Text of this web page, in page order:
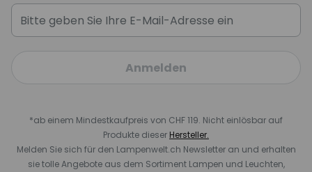
Anmelden
*ab einem Mindestkaufpreis von CHF 119. Nicht einlösbar auf
Produkte dieser Hersteller.
Melden Sie sich für den Lampenwelt.ch Newsletter an und erhalten
sie tolle Angebote aus dem Sortiment Lampen und Leuchten,